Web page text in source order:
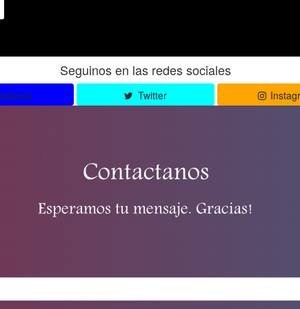
Seguinos en las redes sociales
Twitter
Contactanos
Esperamos tu mensaje. Gracias!